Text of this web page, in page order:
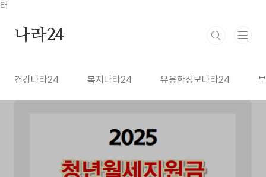
터
본문 바로가기
나라24
건강나라24 복지나라24 유용한정보나라24